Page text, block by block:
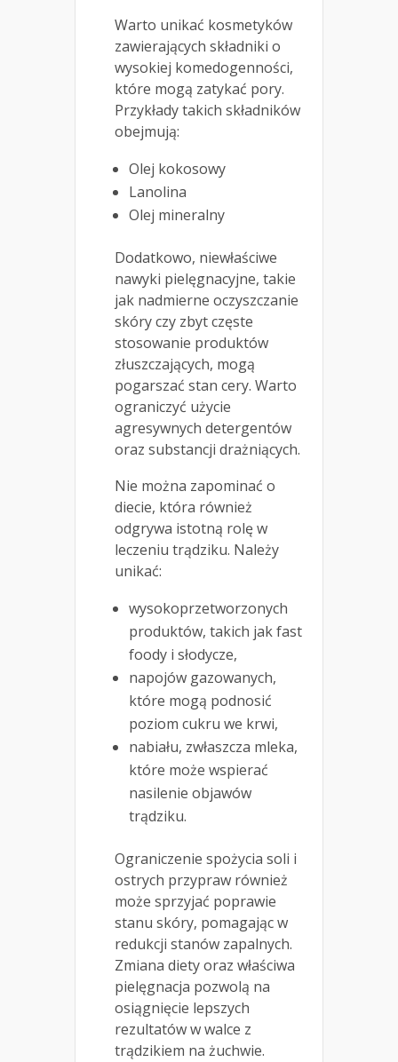
Warto unikać kosmetyków
zawierających składniki o
wysokiej komedogenności,
które mogą zatykać pory.
Przykłady takich składników
obejmują:
Olej kokosowy
Lanolina
Olej mineralny
Dodatkowo, niewłaściwe
nawyki pielęgnacyjne, takie
jak nadmierne oczyszczanie
skóry czy zbyt częste
stosowanie produktów
złuszczających, mogą
pogarszać stan cery. Warto
ograniczyć użycie
agresywnych detergentów
oraz substancji drażniących.
Nie można zapominać o
diecie, która również
odgrywa istotną rolę w
leczeniu trądziku. Należy
unikać:
wysokoprzetworzonych
produktów, takich jak fast
foody i słodycze,
napojów gazowanych,
które mogą podnosić
poziom cukru we krwi,
nabiału, zwłaszcza mleka,
które może wspierać
nasilenie objawów
trądziku.
Ograniczenie spożycia soli i
ostrych przypraw również
może sprzyjać poprawie
stanu skóry, pomagając w
redukcji stanów zapalnych.
Zmiana diety oraz właściwa
pielęgnacja pozwolą na
osiągnięcie lepszych
rezultatów w walce z
trądzikiem na żuchwie.